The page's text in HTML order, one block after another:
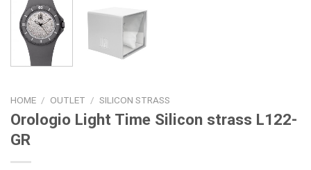
HOME / OUTLET / SILICON STRASS
Orologio Light Time Silicon strass L122-
GR